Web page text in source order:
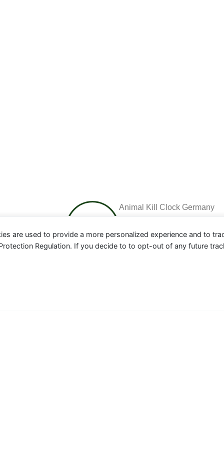
Animal Kill Clock Germany
are used to provide a more personalized experience and to
Regulation. If you decide to to opt-out of any future